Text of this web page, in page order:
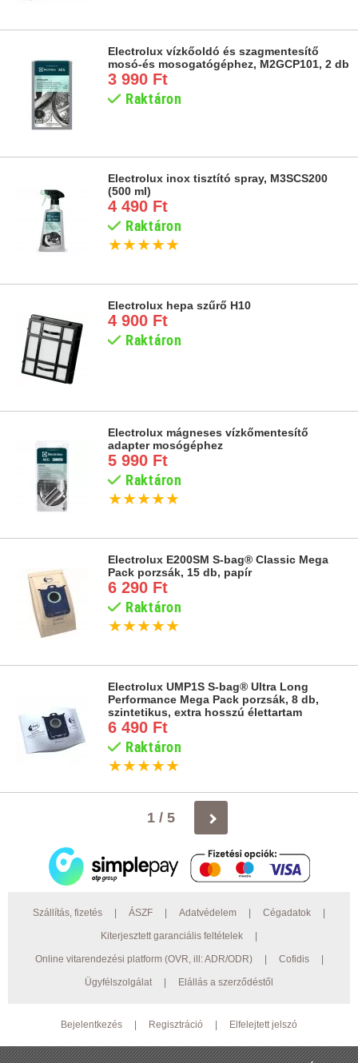
Electrolux vízkőoldó és szagmentesítő
mosó-és mosogatógéphez, M2GCP101, 2 db
3 990 Ft
Raktáron
Electrolux inox tisztító spray, M3SCS200
(500 ml)
4 490 Ft
Raktáron
★★★★★
Electrolux hepa szűrő H10
4 900 Ft
Raktáron
Electrolux mágneses vízkőmentesítő
adapter mosógéphez
5 990 Ft
Raktáron
★★★★★
Electrolux E200SM S-bag® Classic Mega
Pack porzsák, 15 db, papír
6 290 Ft
Raktáron
★★★★★
Electrolux UMP1S S-bag® Ultra Long
Performance Mega Pack porzsák, 8 db,
szintetikus, extra hosszú élettartam
6 490 Ft
Raktáron
★★★★★
1 / 5
Szállítás, fizetés ÁSZF Adatvédelem Cégadatok
Kiterjesztett garanciális feltételek
Online vitarendezési platform (OVR, ill: ADR/ODR) Cofidis
Ügyfélszolgálat Elállás a szerződéstől
Bejelentkezés Regisztráció Elfelejtett jelszó